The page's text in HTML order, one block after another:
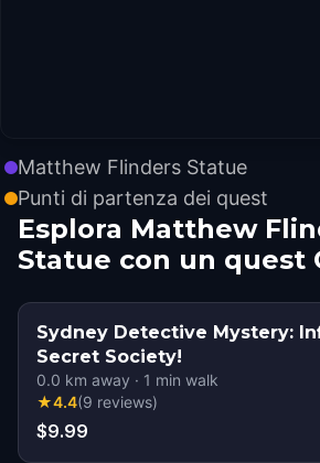
Matthew Flinders Statue
Punti di partenza dei quest
Esplora Matthew
Statue con un quest
Sydney Detective Mystery:
Secret Society!
0.0 km away · 1 min walk
★4.4(9 reviews)
$9.99